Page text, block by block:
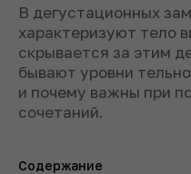
В дегустационных
характеризуют тело
скрывается за этим
бывают уровни
и почему важны при
сочетаний.
Содержание